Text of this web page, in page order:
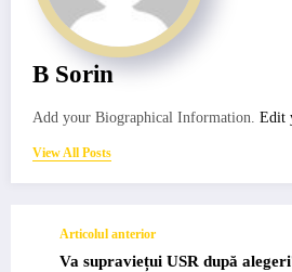
B Sorin
Add your Biographical Information. Edit
View All Posts
Articolul anterior
Va supraviețui USR după